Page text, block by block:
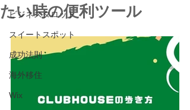
ビジネスタロット
スイートスポット
成功法則
海外移住
Wix
たい時の便利ツール